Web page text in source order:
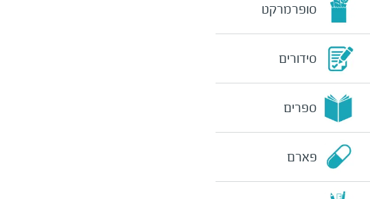
סופרמרקט
סידורים
ספרים
פארם